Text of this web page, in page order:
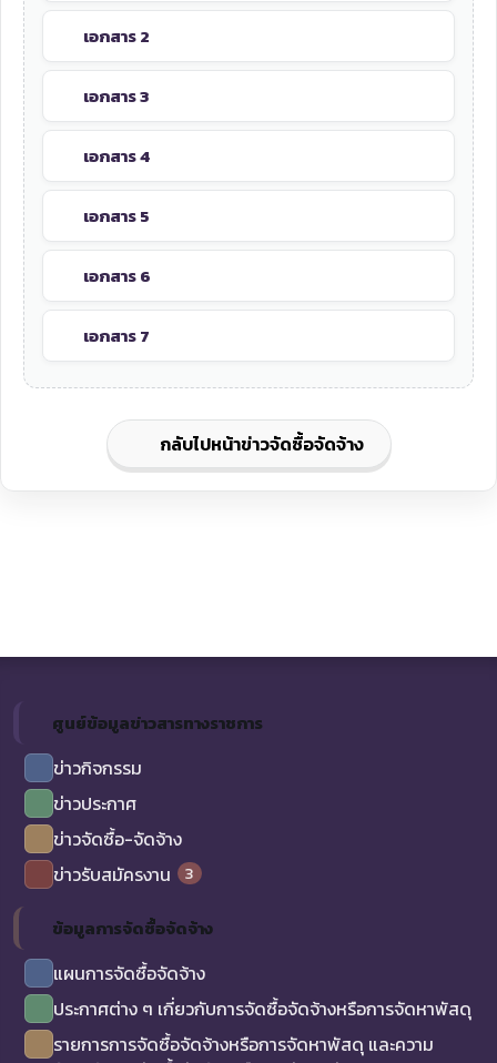
เอกสาร 2
เอกสาร 3
เอกสาร 4
เอกสาร 5
เอกสาร 6
เอกสาร 7
กลับไปหน้าข่าวจัดซื้อจัดจ้าง
ศูนย์ข้อมูลข่าวสารทางราชการ
ข่าวกิจกรรม
ข่าวประกาศ
ข่าวจัดซื้อ-จัดจ้าง
ข่าวรับสมัครงาน
3
ข้อมูลการจัดซื้อจัดจ้าง
แผนการจัดซื้อจัดจ้าง
ประกาศต่าง ๆ เกี่ยวกับการจัดซื้อจัดจ้างหรือการจัดหาพัสดุ
รายการการจัดซื้อจัดจ้างหรือการจัดหาพัสดุ และความ